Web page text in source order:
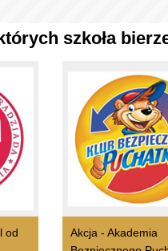
szkoła
od
Akcja - Akademia